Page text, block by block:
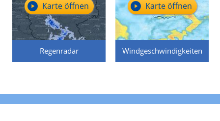
Regenradar
Karte öffnen
Windgeschwindigkeiten
Karte öffnen